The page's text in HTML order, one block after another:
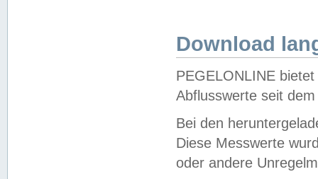
Download
PEGELONLINE
Abflusswerte seit
Bei den
Diese Messwerte
oder andere